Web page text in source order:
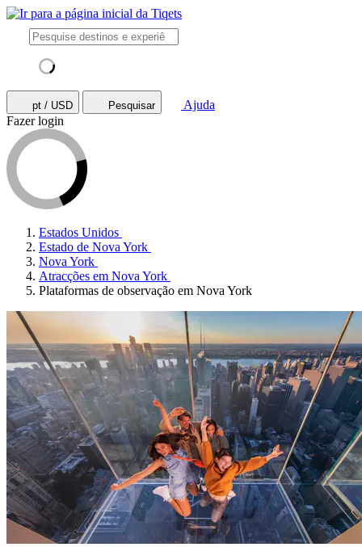
pt / USD Pesquisar
Ajuda
Fazer login
Estados Unidos
Estado de Nova York
Nova York
Atracções em Nova York
Plataformas de observação em Nova York